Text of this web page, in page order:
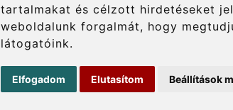
tartalmakat és célzott hirdetéseket
weboldalunk forgalmát, hogy
látogatóink.
Elfogadom Elutasítom Beállítások